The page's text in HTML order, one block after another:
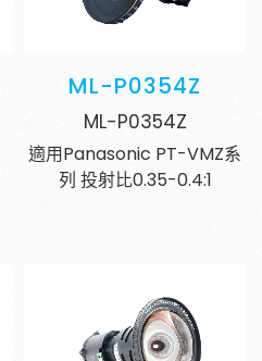
ML-P0354Z
ML-P0354Z
適用Panasonic PT-VMZ系
列 投射比0.35-0.4:1